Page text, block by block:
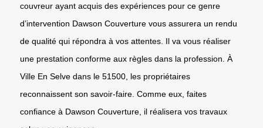
couvreur ayant acquis des expériences pour ce genre
d’intervention Dawson Couverture vous assurera un rendu
de qualité qui répondra à vos attentes. Il va vous réaliser
une prestation conforme aux règles dans la profession. À
Ville En Selve dans le 51500, les propriétaires
reconnaissent son savoir-faire. Comme eux, faites
confiance à Dawson Couverture, il réalisera vos travaux